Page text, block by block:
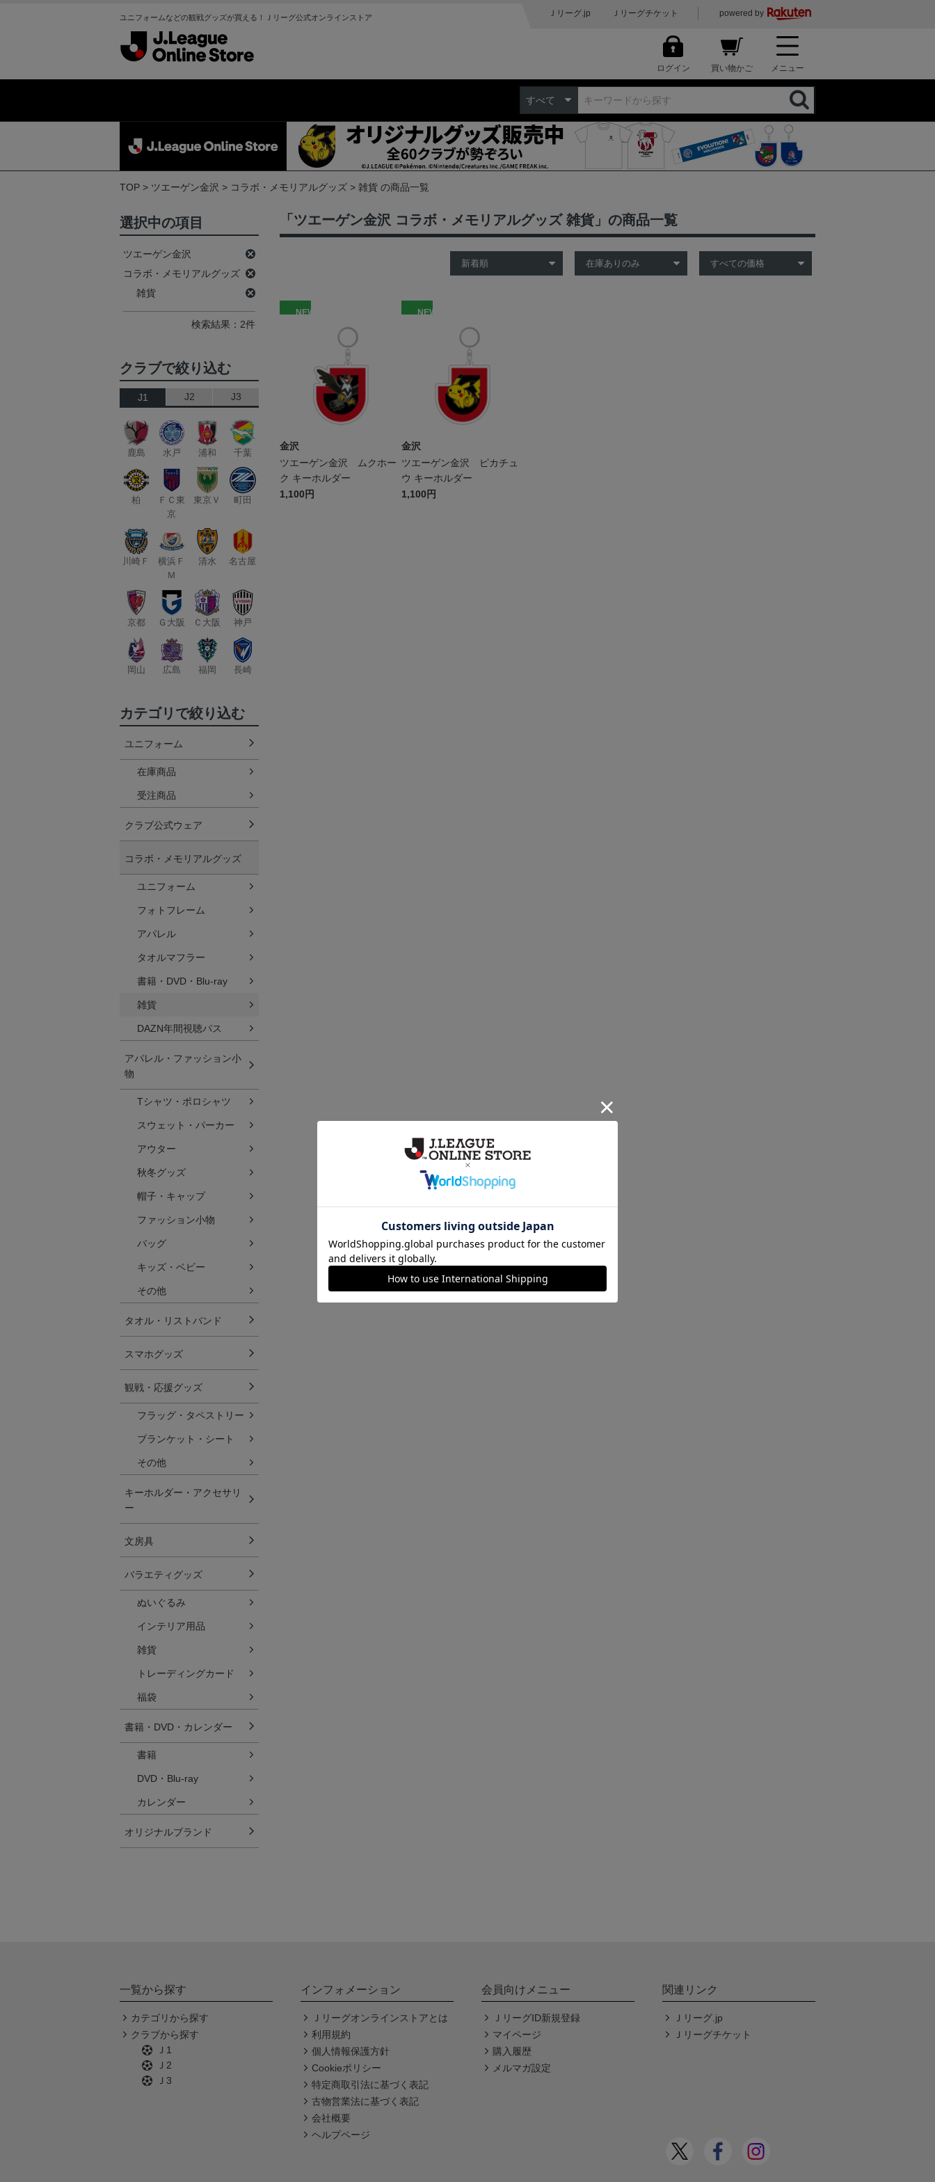
ユニフォームなどの観戦グッズが買える！Ｊリーグ公式オンラインストア Ｊリーグ.jp Ｊリーグチケット powered by
ログイン 買い物かご メニュー
すべて
TOP ツエーゲン金沢 コラボ・メモリアルグッズ 雑貨 の商品一覧
「ツエーゲン金沢 コラボ・メモリアルグッズ 雑貨」の商品一覧
NEW
金沢
ツエーゲン金沢 ムクホー
ク キーホルダー
1,100円
NEW
金沢
ツエーゲン金沢 ピカチュ
ウ キーホルダー
1,100円
選択中の項目
ツエーゲン金沢
コラボ・メモリアルグッズ
雑貨
検索結果：2件
クラブで絞り込む
J1 J2 J3
鹿島 水戸 浦和 千葉
柏
ＦＣ東
京
東京Ｖ 町田
川崎Ｆ
横浜Ｆ
Ｍ
清水 名古屋
京都 Ｇ大阪 Ｃ大阪 神戸
岡山 広島 福岡 長崎
カテゴリで絞り込む
ユニフォーム
在庫商品
受注商品
クラブ公式ウェア
コラボ・メモリアルグッズ
ユニフォーム
フォトフレーム
アパレル
タオルマフラー
書籍・DVD・Blu-ray
雑貨
DAZN年間視聴パス
アパレル・ファッション小
物
Tシャツ・ポロシャツ
スウェット・パーカー
アウター
秋冬グッズ
帽子・キャップ
ファッション小物
バッグ
キッズ・ベビー
その他
タオル・リストバンド
スマホグッズ
観戦・応援グッズ
フラッグ・タペストリー
ブランケット・シート
その他
キーホルダー・アクセサリ
ー
文房具
バラエティグッズ
ぬいぐるみ
インテリア用品
雑貨
トレーディングカード
福袋
書籍・DVD・カレンダー
書籍
DVD・Blu-ray
カレンダー
オリジナルブランド
一覧から探す
カテゴリから探す
クラブから探す
Ｊ1
Ｊ2
Ｊ3
インフォメーション
Ｊリーグオンラインストアとは
利用規約
個人情報保護方針
Cookieポリシー
特定商取引法に基づく表記
古物営業法に基づく表記
会社概要
ヘルプページ
会員向けメニュー
ＪリーグID新規登録
マイページ
購入履歴
メルマガ設定
関連リンク
Ｊリーグ.jp
Ｊリーグチケット